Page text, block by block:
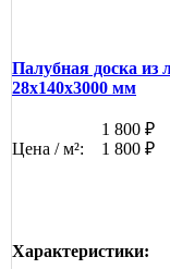
Палубная доска из
28x140x3000 мм
1 800 ₽
Цена / м²:
1 800 ₽
Характеристики: